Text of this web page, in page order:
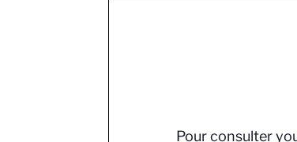
Pour consulter